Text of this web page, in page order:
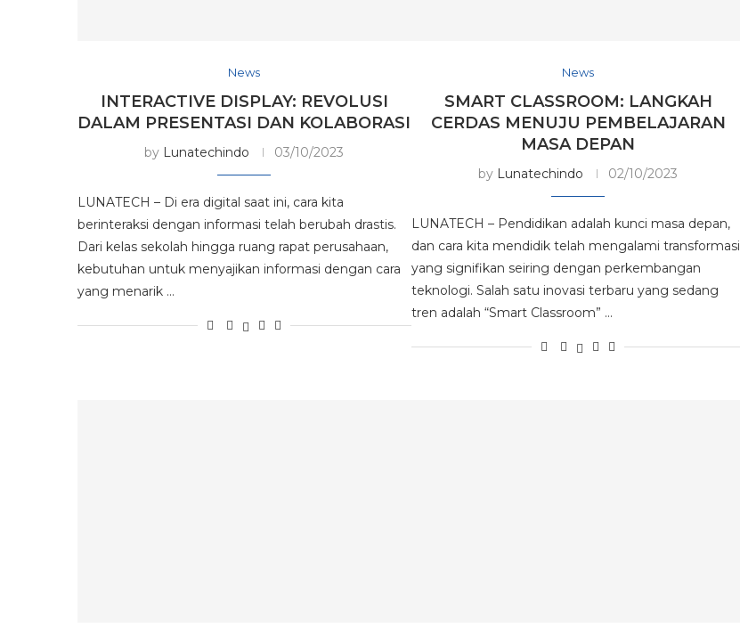
News
INTERACTIVE DISPLAY: REVOLUSI
DALAM PRESENTASI DAN KOLABORASI
by Lunatechindo 03/10/2023
LUNATECH – Di era digital saat ini, cara kita
berinteraksi dengan informasi telah berubah drastis.
Dari kelas sekolah hingga ruang rapat perusahaan,
kebutuhan untuk menyajikan informasi dengan cara
yang menarik …
News
SMART CLASSROOM: LANGKAH
CERDAS MENUJU PEMBELAJARAN
MASA DEPAN
by Lunatechindo 02/10/2023
LUNATECH – Pendidikan adalah kunci masa depan,
dan cara kita mendidik telah mengalami transformasi
yang signifikan seiring dengan perkembangan
teknologi. Salah satu inovasi terbaru yang sedang
tren adalah “Smart Classroom” …